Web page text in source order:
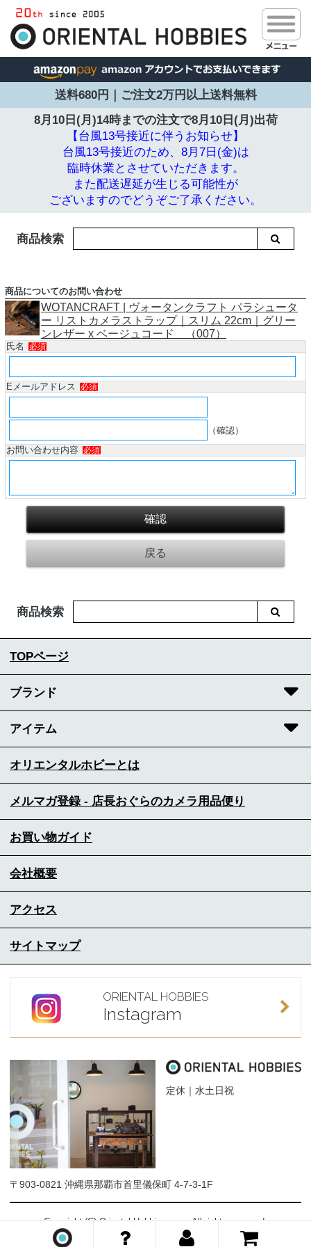
送料680円｜ご注文2万円以上送料無料
8月10日(月)14時までの注文で8月10日(月)出荷
【台風13号接近に伴うお知らせ】
台風13号接近のため、8月7日(金)は
臨時休業とさせていただきます。
また配送遅延が生じる可能性が
ございますのでどうぞご了承ください。
商品検索
商品についてのお問い合わせ
WOTANCRAFT | ヴォータンクラフト パラシュータ
ー リストカメラストラップ｜スリム 22cm｜グリー
ンレザー x ベージュコード （007）
氏名 必須
Eメールアドレス 必須
（確認）
お問い合わせ内容
必須
商品検索
TOPページ
ブランド
アイテム
オリエンタルホビーとは
メルマガ登録 - 店長おぐらのカメラ用品便り
お買い物ガイド
会社概要
アクセス
サイトマップ
ORIENTAL HOBBIES
Instagram
定休｜水土日祝
〒903-0821 沖縄県那覇市首里儀保町 4-7-3-1F
Copyright (C) Oriental-Hobbies.com. All rights reserved.